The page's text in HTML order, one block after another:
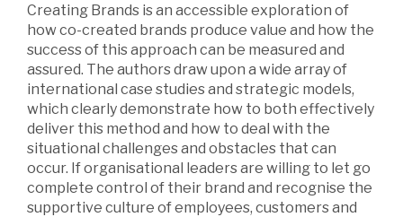
Creating Brands is an accessible exploration of
how co-created brands produce value and how the
success of this approach can be measured and
assured. The authors draw upon a wide array of
international case studies and strategic models,
which clearly demonstrate how to both effectively
deliver this method and how to deal with the
situational challenges and obstacles that can
occur. If organisational leaders are willing to let go
complete control of their brand and recognise the
supportive culture of employees, customers and